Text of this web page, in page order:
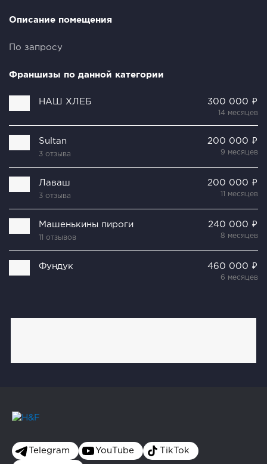
Описание помещения
По запросу
Франшизы по данной категории
НАШ ХЛЕБ 300 000 ₽
14 месяцев
Sultan
3 отзыва
200 000 ₽
9 месяцев
Лаваш
3 отзыва
200 000 ₽
11 месяцев
Машенькины пироги
11 отзывов
240 000 ₽
8 месяцев
Фундук 460 000 ₽
6 месяцев
Telegram YouTube TikTok